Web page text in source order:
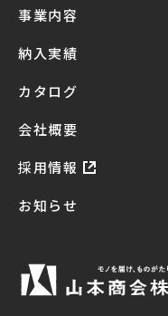
事業内容
納入実績
カタログ
会社概要
採用情報
お知らせ